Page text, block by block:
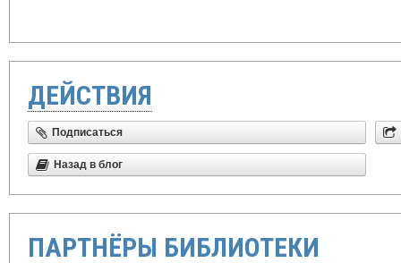
ДЕЙСТВИЯ
Подписаться
Назад в блог
ПАРТНЁРЫ БИБЛИОТЕКИ